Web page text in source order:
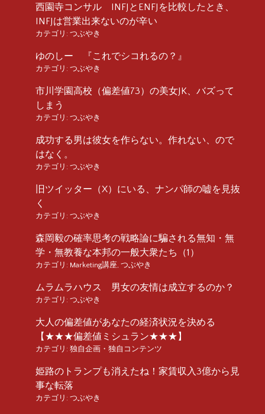
西園寺コンサル INFJとENFJを比較したとき、
INFJは営業出来ないのが辛い
カテゴリ: つぶやき
ゆのしー 『これでシコれるの？』
カテゴリ: つぶやき
市川学園高校（偏差値73）の美女JK、バズって
しまう
カテゴリ: つぶやき
成功する男は彼女を作らない。作れない、ので
はなく。
カテゴリ: つぶやき
旧ツイッター（X）にいる、ナンパ師の嘘を見抜
く
カテゴリ: つぶやき
森岡毅の確率思考の戦略論に騙される無知・無
学・無教養な本邦の一般大衆たち（1）
カテゴリ: Marketing講座 つぶやき
ムラムラハウス 男女の友情は成立するのか？
カテゴリ: つぶやき
大人の偏差値があなたの経済状況を決める
【★★★偏差値ミシュラン★★★】
カテゴリ: 独自企画・独自コンテンツ
姫路のトランプも消えたね！家賃収入3億から見
事な転落
カテゴリ: つぶやき